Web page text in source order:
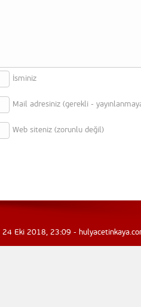
İsminiz
Mail adresiniz (gerekli -
Web siteniz (zorunlu değil)
Eki 2018, 23:09 -